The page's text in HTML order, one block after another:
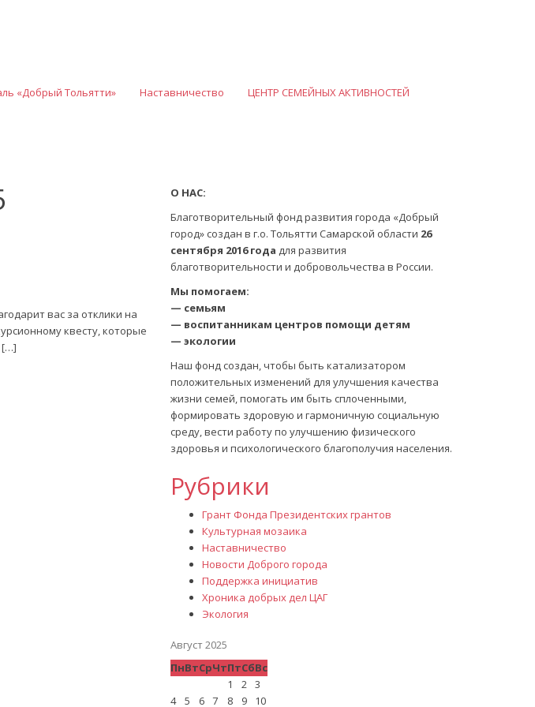
«Добрый Тольятти» Наставничество ЦЕНТР СЕМЕЙНЫХ АКТИВНОСТЕЙ
вас за отклики на
квесту, которые
[…]
О НАС:
Благотворительный фонд развития города «Добрый
город» создан в г.о. Тольятти Самарской области 26
сентября 2016 года для развития
благотворительности и добровольчества в России.
Мы помогаем:
— семьям
— воспитанникам центров помощи детям
— экологии
Наш фонд создан, чтобы быть катализатором
положительных изменений для улучшения качества
жизни семей, помогать им быть сплоченными,
формировать здоровую и гармоничную социальную
среду, вести работу по улучшению физического
здоровья и психологического благополучия населения.
Рубрики
Грант Фонда Президентских грантов
Культурная мозаика
Наставничество
Новости Доброго города
Поддержка инициатив
Хроника добрых дел ЦАГ
Экология
Август 2025
ПнВтСрЧтПтСбВс
1
2 3
4
5 6 7 8 9 10